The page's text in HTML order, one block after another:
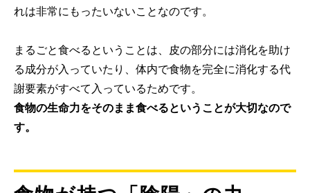
れは非常にもったいないことなのです。
まるごと食べるということは、皮の部分には消化を助け
る成分が入っていたり、体内で食物を完全に消化する代
謝要素がすべて入っているためです。
食物の生命力をそのまま食べるということが大切なので
す。